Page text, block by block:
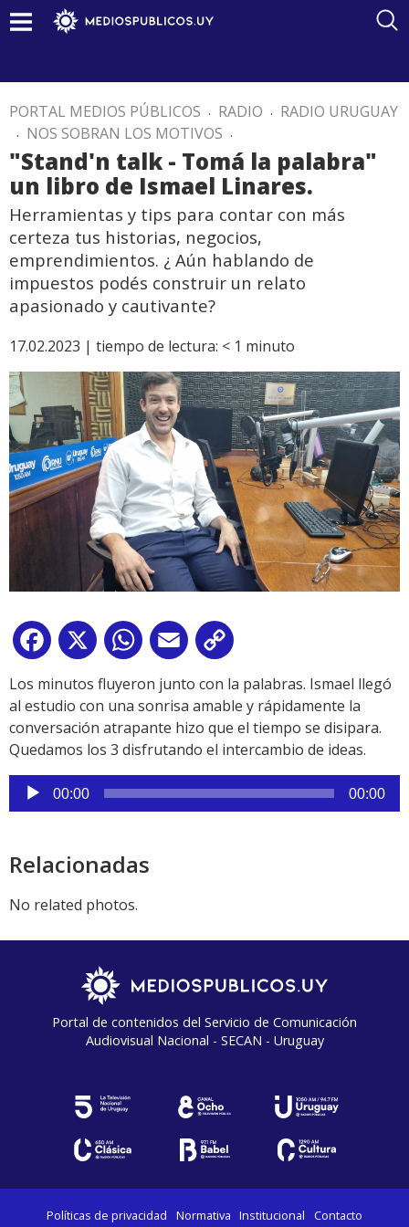
PORTAL MEDIOS PÚBLICOS . RADIO . RADIO URUGUAY
. NOS SOBRAN LOS MOTIVOS .
"Stand'n talk - Tomá la palabra"
un libro de Ismael Linares.
Herramientas y tips para contar con más
certeza tus historias, negocios,
emprendimientos. ¿ Aún hablando de
impuestos podés construir un relato
apasionado y cautivante?
17.02.2023 | tiempo de lectura: < 1 minuto
Facebook
X WhatsApp
Email
Link
Los minutos fluyeron junto con la palabras. Ismael llegó
al estudio con una sonrisa amable y rápidamente la
conversación atrapante hizo que el tiempo se disipara.
Quedamos los 3 disfrutando el intercambio de ideas.
Reproductor
de
00:00 00:00
Relacionadas
No related photos.
Portal de contenidos del Servicio de Comunicación
Audiovisual Nacional - SECAN - Uruguay
Políticas de privacidad Normativa Institucional Contacto